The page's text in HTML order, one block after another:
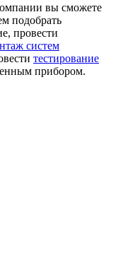
вы сможете
подобрать
провести
систем
тестирование
прибором.